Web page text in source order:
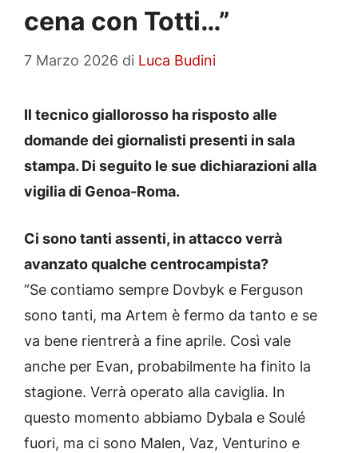
cena con Totti…”
7 Marzo 2026 di Luca Budini
Il tecnico giallorosso ha risposto alle
domande dei giornalisti presenti in sala
stampa. Di seguito le sue dichiarazioni alla
vigilia di Genoa-Roma.
Ci sono tanti assenti, in attacco verrà
avanzato qualche centrocampista?
“Se contiamo sempre Dovbyk e Ferguson
sono tanti, ma Artem è fermo da tanto e se
va bene rientrerà a fine aprile. Così vale
anche per Evan, probabilmente ha finito la
stagione. Verrà operato alla caviglia. In
questo momento abbiamo Dybala e Soulé
fuori, ma ci sono Malen, Vaz, Venturino e